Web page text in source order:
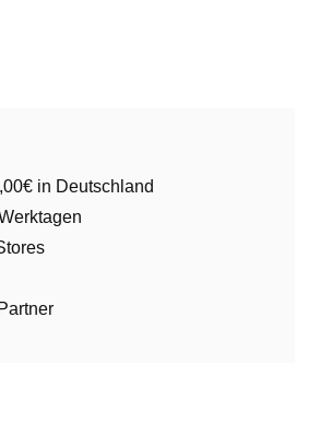
in Deutschland